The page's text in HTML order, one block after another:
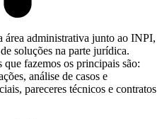
área administrativa junto ao INPI,
soluções na parte jurídica.
fazemos os principais são:
análise de casos e
pareceres técnicos e contratos